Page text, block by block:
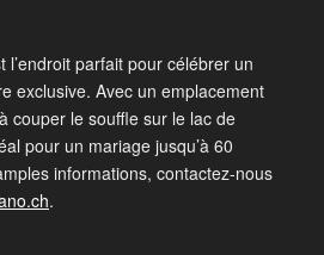
l’endroit parfait pour célébrer un
exclusive. Avec un emplacement
couper le souffle sur le lac de
pour un mariage jusqu’à 60
informations, contactez-nous
.